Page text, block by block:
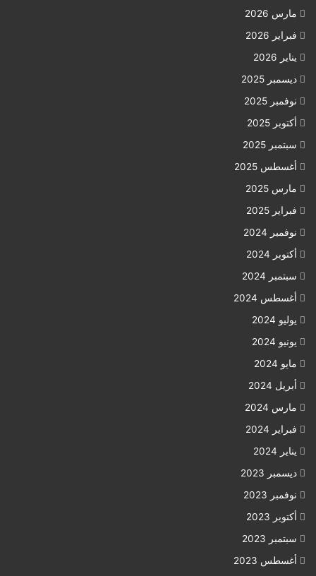
مارس 2026
فبراير 2026
يناير 2026
ديسمبر 2025
نوفمبر 2025
أكتوبر 2025
سبتمبر 2025
أغسطس 2025
مارس 2025
فبراير 2025
نوفمبر 2024
أكتوبر 2024
سبتمبر 2024
أغسطس 2024
يوليو 2024
يونيو 2024
مايو 2024
أبريل 2024
مارس 2024
فبراير 2024
يناير 2024
ديسمبر 2023
نوفمبر 2023
أكتوبر 2023
سبتمبر 2023
أغسطس 2023